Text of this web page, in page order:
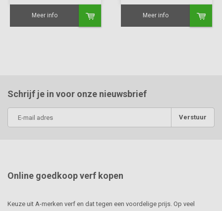
Meer info Meer info
Schrijf je in voor onze nieuwsbrief
Verstuur
Online goedkoop verf kopen
Keuze uit A-merken verf en dat tegen een voordelige prijs. Op veel